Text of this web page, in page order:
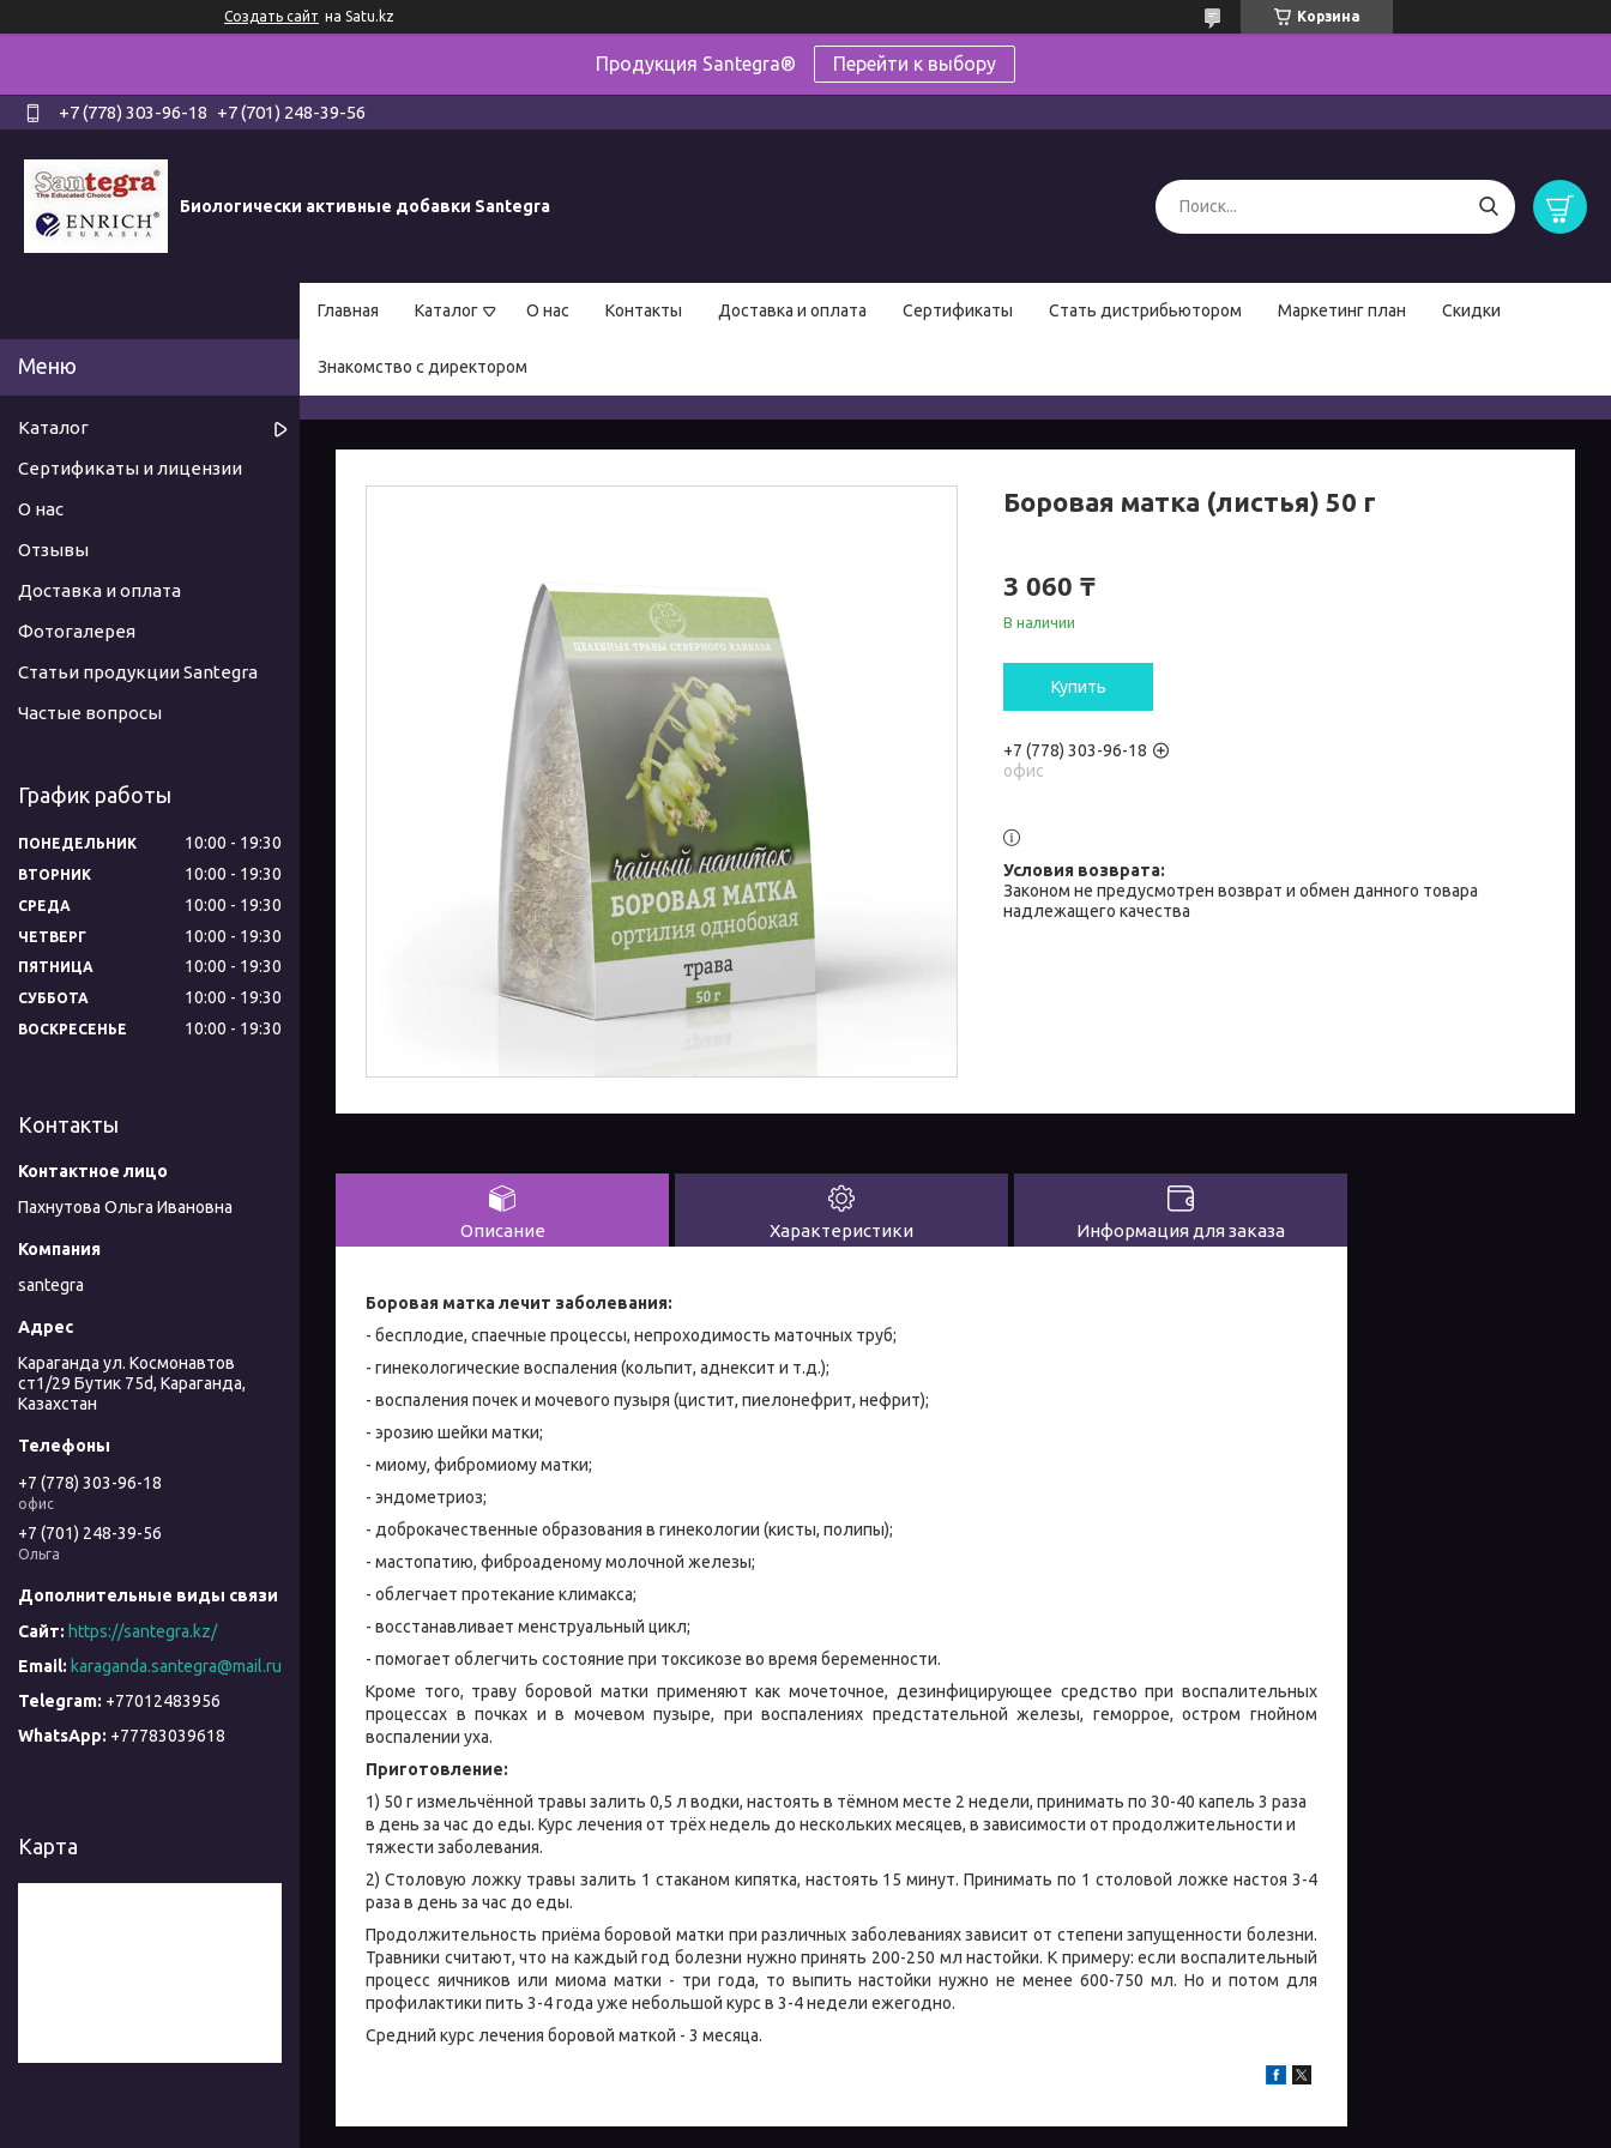
Создать сайт на Satu.kz Корзина
Продукция Santegra® Перейти к выбору
+7 (778) 303-96-18 +7 (701) 248-39-56
Биологически активные добавки Santegra
Главная Каталог О нас Контакты Доставка и оплата Сертификаты Стать дистрибьютором Маркетинг план Скидки
Знакомство с директором
Боровая матка (листья) 50 г
3 060 ₸
В наличии
Купить
+7 (778) 303-96-18
офис
Законом не предусмотрен возврат и обмен данного товара
надлежащего качества
Описание Характеристики Информация для заказа
Боровая матка лечит заболевания:
- бесплодие, спаечные процессы, непроходимость маточных труб;
- гинекологические воспаления (кольпит, аднексит и т.д.);
- воспаления почек и мочевого пузыря (цистит, пиелонефрит, нефрит);
- эрозию шейки матки;
- миому, фибромиому матки;
- эндометриоз;
- доброкачественные образования в гинекологии (кисты, полипы);
- мастопатию, фиброаденому молочной железы;
- облегчает протекание климакса;
- восстанавливает менструальный цикл;
- помогает облегчить состояние при токсикозе во время беременности.
Кроме того, траву боровой матки применяют как мочеточное, дезинфицирующее средство при воспалительных
процессах в почках и в мочевом пузыре, при воспалениях предстательной железы, геморрое, остром гнойном
воспалении уха.
Приготовление:
1) 50 г измельчённой травы залить 0,5 л водки, настоять в тёмном месте 2 недели, принимать по 30-40 капель 3 раза
в день за час до еды. Курс лечения от трёх недель до нескольких месяцев, в зависимости от продолжительности и
тяжести заболевания.
2) Столовую ложку травы залить 1 стаканом кипятка, настоять 15 минут. Принимать по 1 столовой ложке настоя 3-4
раза в день за час до еды.
Продолжительность приёма боровой матки при различных заболеваниях зависит от степени запущенности болезни.
Травники считают, что на каждый год болезни нужно принять 200-250 мл настойки. К примеру: если воспалительный
процесс яичников или миома матки - три года, то выпить настойки нужно не менее 600-750 мл. Но и потом для
профилактики пить 3-4 года уже небольшой курс в 3-4 недели ежегодно.
Средний курс лечения боровой маткой - 3 месяца.
Каталог
Сертификаты и лицензии
О нас
Отзывы
Доставка и оплата
Фотогалерея
Статьи продукции Santegra
Частые вопросы
График работы
ПОНЕДЕЛЬНИК 10:00 19:30
ВТОРНИК 10:00 19:30
СРЕДА 10:00 19:30
ЧЕТВЕРГ 10:00 19:30
ПЯТНИЦА 10:00 19:30
СУББОТА 10:00 19:30
ВОСКРЕСЕНЬЕ 10:00 19:30
Контакты
Пахнутова Ольга Ивановна
santegra
Караганда ул. Космонавтов
ст1/29 Бутик 75d, Караганда,
Казахстан
+7 (778) 303-96-18
офис
+7 (701) 248-39-56
Ольга
https://santegra.kz/
karaganda.santegra@mail.ru
+77012483956
+77783039618
Карта